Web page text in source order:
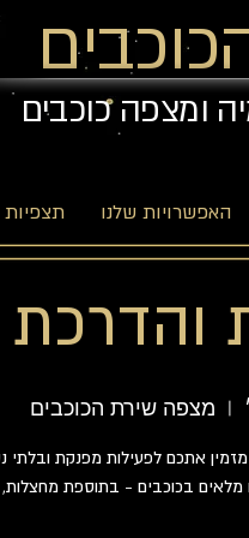
ומצפה כוכבים
האפשרויות שלנו
  |
מצפה שירת הכוכבים
אתכם לפעילות מפנקת ובלתי
בכוכבים - בתוספת מחצלות,